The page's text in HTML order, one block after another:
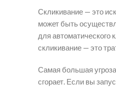
Скликивание — это
может быть
для автоматического
скликивание — это
Самая большая
сгорает. Если вы